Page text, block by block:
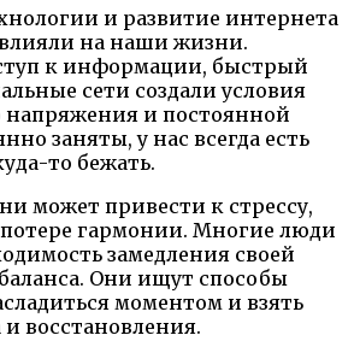
и развитие интернета
на наши жизни.
к информации, быстрый
сети создали условия
напряжения и постоянной
заняты, у нас всегда есть
то бежать.
может привести к стрессу,
гармонии. Многие люди
замедления своей
Они ищут способы
моментом и взять
и восстановления.